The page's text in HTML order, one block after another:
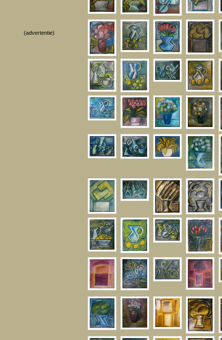
(advertentie)